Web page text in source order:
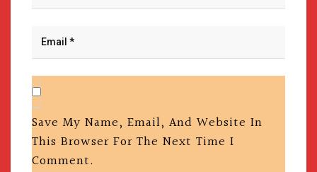
Save My Name, Email, And Website In
This Browser For The Next Time I
Comment.